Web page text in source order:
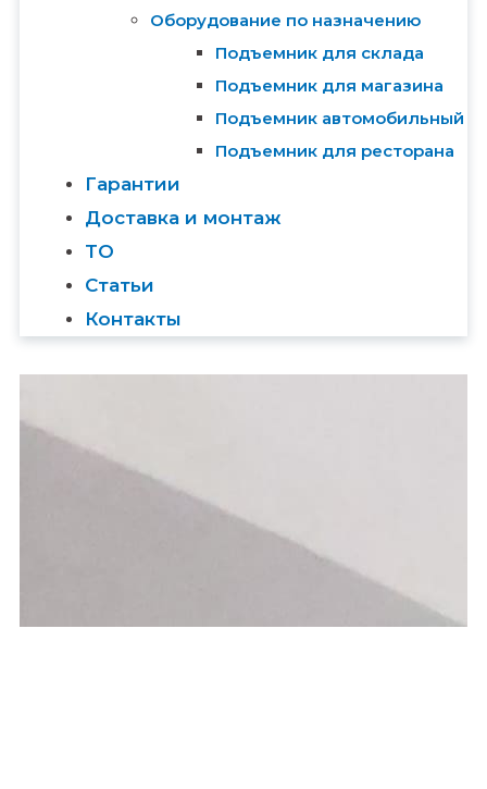
Оборудование по назначению
Подъемник для склада
Подъемник для магазина
Подъемник автомобильный
Подъемник для ресторана
Гарантии
Доставка и монтаж
ТО
Статьи
Контакты